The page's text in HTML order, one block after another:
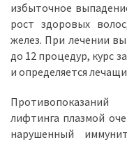
избыточное
рост здоровых
желез. При лечении
до 12 процедур, курс
и определяется
лифтинга плазмой
нарушенный